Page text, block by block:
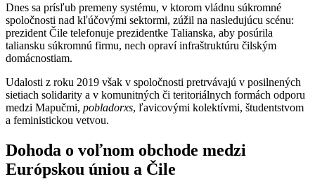
Dnes sa prísľub premeny systému, v ktorom vládnu súkromné
spoločnosti nad kľúčovými sektormi, zúžil na nasledujúcu scénu:
prezident Čile telefonuje prezidentke Talianska, aby posúrila
taliansku súkromnú firmu, nech opraví infraštruktúru čilským
domácnostiam.
Udalosti z roku 2019 však v spoločnosti pretrvávajú v posilnených
sietiach solidarity a v komunitných či teritoriálnych formách odporu
medzi Mapučmi, pobladorxs, ľavicovými kolektívmi, študentstvom
a feministickou vetvou.
Dohoda o voľnom obchode medzi
Európskou úniou a Čile